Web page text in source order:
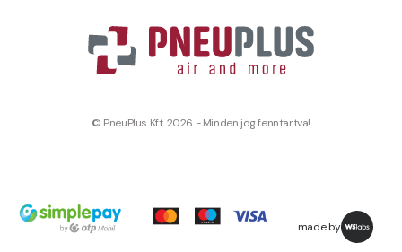
© PneuPlus Kft. 2026 - Minden jog fenntartva!
made by